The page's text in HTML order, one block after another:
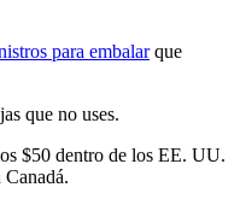
para embalarque
que no uses.
$50 dentro de los EE. UU.